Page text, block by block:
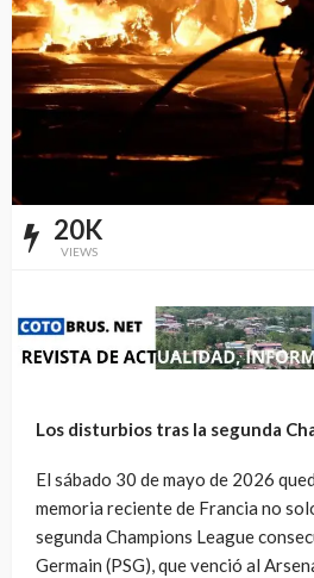
20K
VIEWS
Los disturbios tras la segunda
El sábado 30 de mayo de 2026
memoria reciente de Francia no
segunda Champions League
Germain (PSG), que venció al